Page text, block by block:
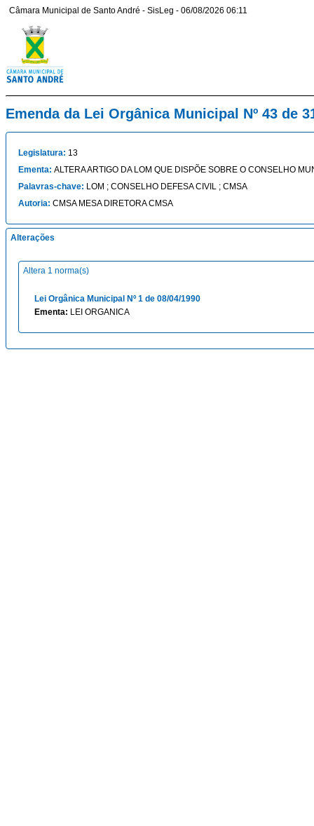
Câmara Municipal de Santo André - SisLeg - 06/08/2026 06:11
Emenda da Lei Orgânica Municipal Nº 43 de
Legislatura: 13
Ementa: ALTERA ARTIGO DA LOM QUE DISPÕE SOBRE O CONSELHO
Palavras-chave: LOM ; CONSELHO DEFESA CIVIL ; CMSA
Autoria: CMSA MESA DIRETORA CMSA
Alterações
Altera 1 norma(s)
Lei Orgânica Municipal Nº 1 de 08/04/1990
Ementa: LEI ORGANICA